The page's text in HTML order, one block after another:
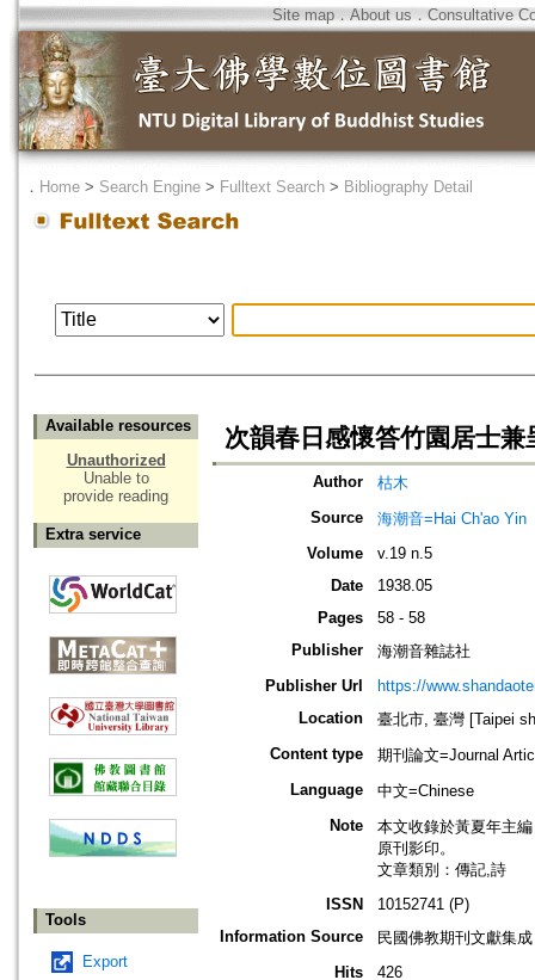
Site map．About us ． Consultative
． Home > Search Engine > Fulltext Search > Bibliography Detail
Available resources
Unauthorized
Unable to
provide reading
Extra service
Tools
Export
次韻春日感懷答竹園居士
Author
枯木
Source
海潮音=Hai Ch'ao Yin
Volume
v.19 n.5
Date
1938.05
Pages
58 - 58
Publisher
海潮音雜誌社
Publisher Url
https://
Location
臺北市, 臺灣 [Taipei
Content type
期刊論文=Journal
Language
中文=Chinese
Note
本文收錄於黃夏年主
原刊影印。
文章類別：傳記,詩
ISSN
10152741 (P)
Information Source
民國佛教期刊文獻集
Hits
426